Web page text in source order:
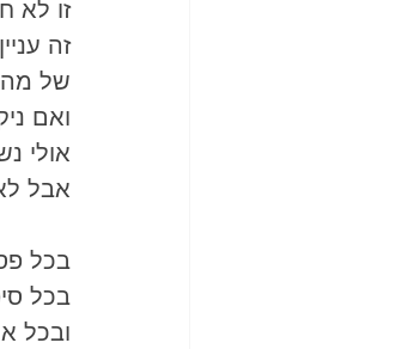
זו לא
זה עניין
של
ואם
אולי
אבל
בכל
בכל
ובכל